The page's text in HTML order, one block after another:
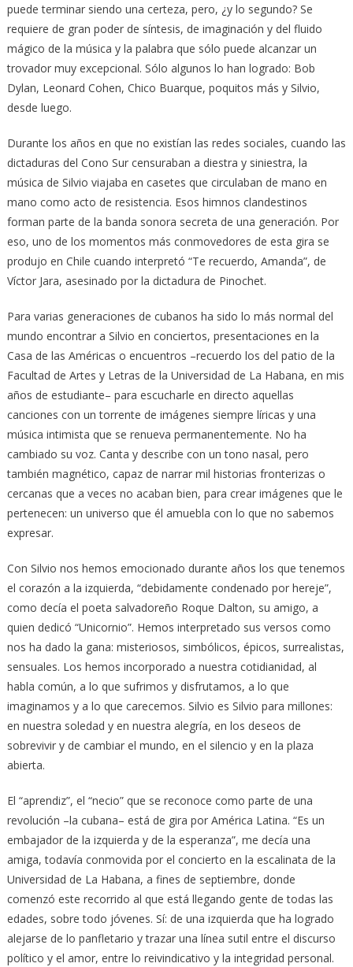
puede terminar siendo una certeza, pero, ¿y lo segundo? Se
requiere de gran poder de síntesis, de imaginación y del fluido
mágico de la música y la palabra que sólo puede alcanzar un
trovador muy excepcional. Sólo algunos lo han logrado: Bob
Dylan, Leonard Cohen, Chico Buarque, poquitos más y Silvio,
desde luego.
Durante los años en que no existían las redes sociales, cuando las
dictaduras del Cono Sur censuraban a diestra y siniestra, la
música de Silvio viajaba en casetes que circulaban de mano en
mano como acto de resistencia. Esos himnos clandestinos
forman parte de la banda sonora secreta de una generación. Por
eso, uno de los momentos más conmovedores de esta gira se
produjo en Chile cuando interpretó “Te recuerdo, Amanda”, de
Víctor Jara, asesinado por la dictadura de Pinochet.
Para varias generaciones de cubanos ha sido lo más normal del
mundo encontrar a Silvio en conciertos, presentaciones en la
Casa de las Américas o encuentros –recuerdo los del patio de la
Facultad de Artes y Letras de la Universidad de La Habana, en mis
años de estudiante– para escucharle en directo aquellas
canciones con un torrente de imágenes siempre líricas y una
música intimista que se renueva permanentemente. No ha
cambiado su voz. Canta y describe con un tono nasal, pero
también magnético, capaz de narrar mil historias fronterizas o
cercanas que a veces no acaban bien, para crear imágenes que le
pertenecen: un universo que él amuebla con lo que no sabemos
expresar.
Con Silvio nos hemos emocionado durante años los que tenemos
el corazón a la izquierda, “debidamente condenado por hereje”,
como decía el poeta salvadoreño Roque Dalton, su amigo, a
quien dedicó “Unicornio”. Hemos interpretado sus versos como
nos ha dado la gana: misteriosos, simbólicos, épicos, surrealistas,
sensuales. Los hemos incorporado a nuestra cotidianidad, al
habla común, a lo que sufrimos y disfrutamos, a lo que
imaginamos y a lo que carecemos. Silvio es Silvio para millones:
en nuestra soledad y en nuestra alegría, en los deseos de
sobrevivir y de cambiar el mundo, en el silencio y en la plaza
abierta.
El “aprendiz”, el “necio” que se reconoce como parte de una
revolución –la cubana– está de gira por América Latina. “Es un
embajador de la izquierda y de la esperanza”, me decía una
amiga, todavía conmovida por el concierto en la escalinata de la
Universidad de La Habana, a fines de septiembre, donde
comenzó este recorrido al que está llegando gente de todas las
edades, sobre todo jóvenes. Sí: de una izquierda que ha logrado
alejarse de lo panfletario y trazar una línea sutil entre el discurso
político y el amor, entre lo reivindicativo y la integridad personal.